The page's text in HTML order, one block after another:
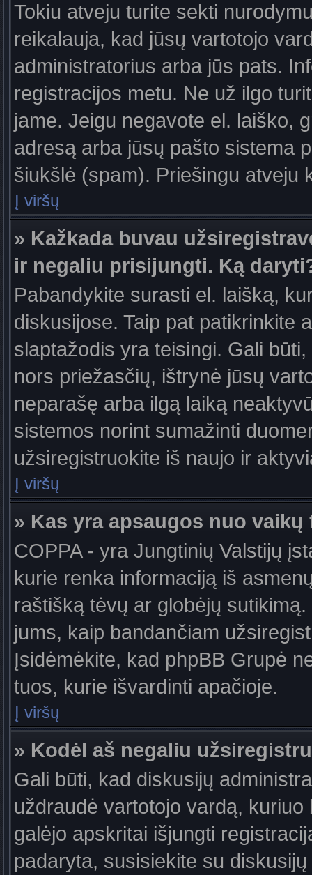
Tokiu atveju turite sekti
reikalauja, kad jūsų vartotojo
administratorius arba jūs pats.
registracijos metu. Ne už ilgo
jame. Jeigu negavote el. laiško,
adresą arba jūsų pašto sistema
šiukšlė (spam). Priešingu atveju
Į viršų
» Kažkada buvau
ir negaliu prisijungti. Ką
Pabandykite surasti el. laišką,
diskusijose. Taip pat patikrinkite
slaptažodis yra teisingi. Gali
nors priežasčių, ištrynė jūsų
neparašę arba ilgą laiką
sistemos norint sumažinti
užsiregistruokite iš naujo ir
Į viršų
» Kas yra apsaugos nuo vaikų
COPPA - yra Jungtinių Valstijų
kurie renka informaciją iš
raštišką tėvų ar globėjų
jums, kaip bandančiam
Įsidėmėkite, kad phpBB Grupė
tuos, kurie išvardinti apačioje.
Į viršų
» Kodėl aš negaliu
Gali būti, kad diskusijų
uždraudė vartotojo vardą,
galėjo apskritai išjungti
padaryta, susisiekite su